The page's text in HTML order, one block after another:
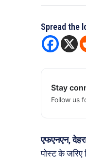
Spread the
Stay
Follow us
एफएनएन,
पोस्ट के जरिए